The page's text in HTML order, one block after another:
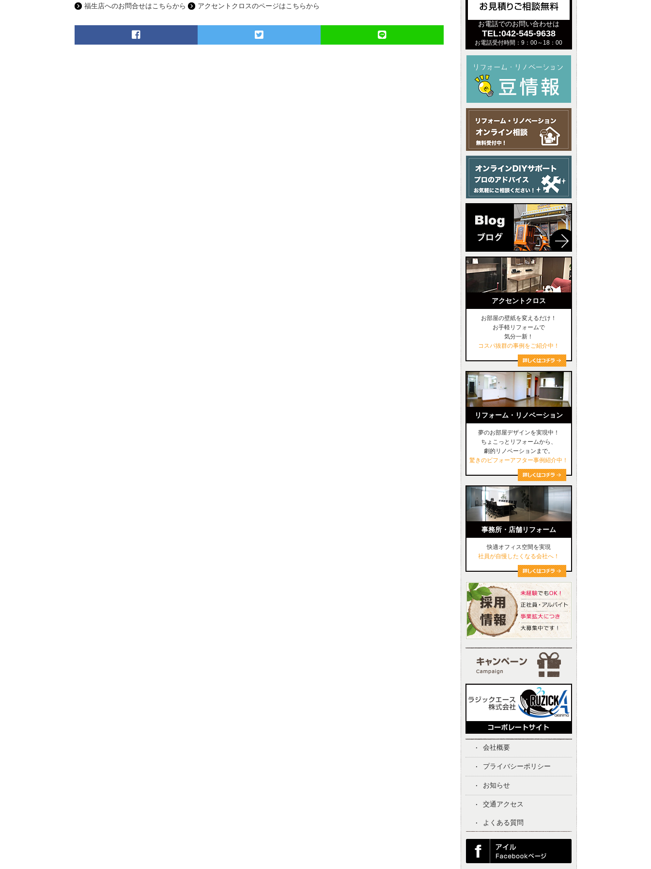
福生店へのお問合せはこちらから アクセントクロスのページはこちらから
お電話でのお問い合わせは
TEL:042-545-9638
お電話受付時間：9：00～18：00
アクセントクロス
お部屋の壁紙を変えるだけ！
お手軽リフォームで
気分一新！
コスパ抜群の事例をご紹介中！
リフォーム・リノベーション
夢のお部屋デザインを実現中！
ちょこっとリフォームから、
劇的リノベーションまで。
驚きのビフォーアフター事例紹介中！
事務所・店舗リフォーム
快適オフィス空間を実現
社員が自慢したくなる会社へ！
会社概要
プライバシーポリシー
お知らせ
交通アクセス
よくある質問